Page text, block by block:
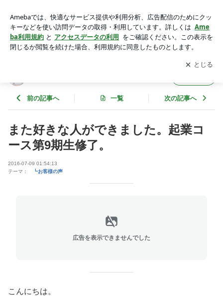
しく働く幸せな仕事をつくる
アプリをダウンロードして ブログの更新通知
を受け取りまし
ょう。
開く
前の記事へ 一覧 次の記事へ
また好きな人ができました。起業コ
ース第9期生修了。
2016-07-09 01:54:13
テーマ：
┗お客様の声
広告を表示できませんでした
こんにちは。